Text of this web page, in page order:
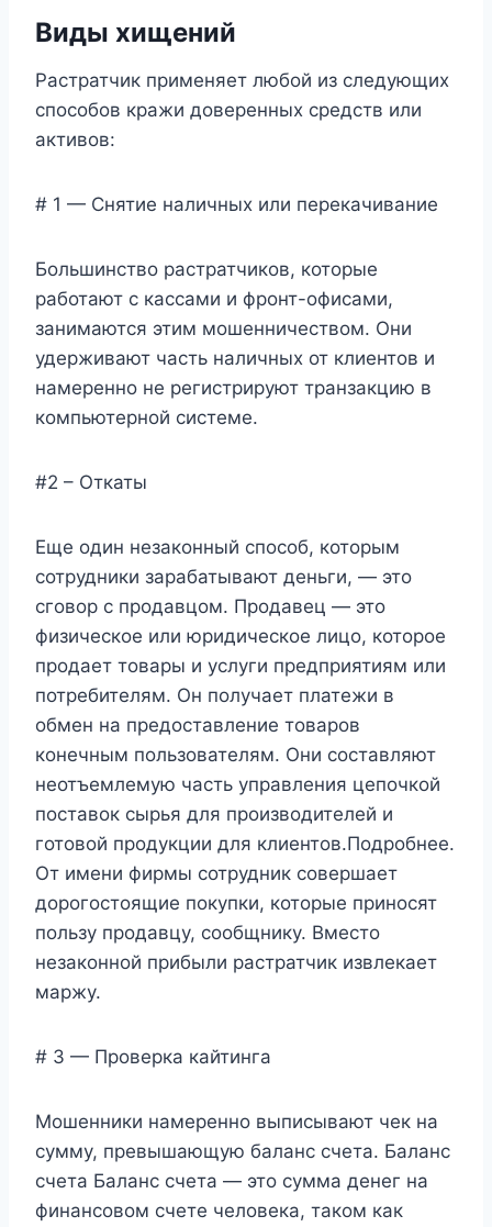
Виды хищений
Растратчик применяет любой из следующих
способов кражи доверенных средств или
активов:
# 1 — Снятие наличных или перекачивание
Большинство растратчиков, которые
работают с кассами и фронт-офисами,
занимаются этим мошенничеством. Они
удерживают часть наличных от клиентов и
намеренно не регистрируют транзакцию в
компьютерной системе.
#2 – Откаты
Еще один незаконный способ, которым
сотрудники зарабатывают деньги, — это
сговор с продавцом. Продавец — это
физическое или юридическое лицо, которое
продает товары и услуги предприятиям или
потребителям. Он получает платежи в
обмен на предоставление товаров
конечным пользователям. Они составляют
неотъемлемую часть управления цепочкой
поставок сырья для производителей и
готовой продукции для клиентов.Подробнее.
От имени фирмы сотрудник совершает
дорогостоящие покупки, которые приносят
пользу продавцу, сообщнику. Вместо
незаконной прибыли растратчик извлекает
маржу.
# 3 — Проверка кайтинга
Мошенники намеренно выписывают чек на
сумму, превышающую баланс счета. Баланс
счета Баланс счета — это сумма денег на
финансовом счете человека, таком как